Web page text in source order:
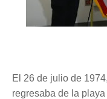
El 26 de julio de
regresaba de la